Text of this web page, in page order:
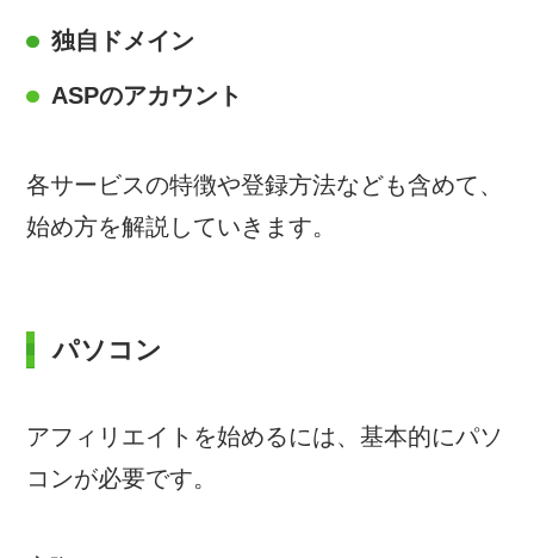
独自ドメイン
ASPのアカウント
各サービスの特徴や登録方法なども含めて、
始め方を解説していきます。
パソコン
アフィリエイトを始めるには、基本的にパソ
コンが必要です。